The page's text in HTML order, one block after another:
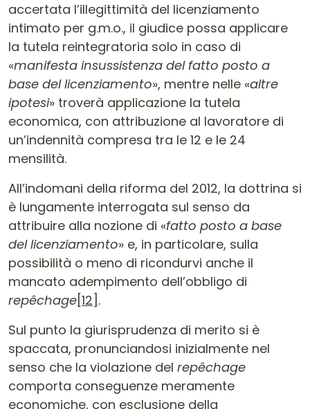
accertata l’illegittimità del licenziamento
intimato per g.m.o., il giudice possa applicare
la tutela reintegratoria solo in caso di
«manifesta insussistenza del fatto posto a
base del licenziamento», mentre nelle «altre
ipotesi» troverà applicazione la tutela
economica, con attribuzione al lavoratore di
un’indennità compresa tra le 12 e le 24
mensilità.
All’indomani della riforma del 2012, la dottrina si
è lungamente interrogata sul senso da
attribuire alla nozione di «fatto posto a base
del licenziamento» e, in particolare, sulla
possibilità o meno di ricondurvi anche il
mancato adempimento dell’obbligo di
repêchage[12] .
Sul punto la giurisprudenza di merito si è
spaccata, pronunciandosi inizialmente nel
senso che la violazione del repêchage
comporta conseguenze meramente
economiche, con esclusione della